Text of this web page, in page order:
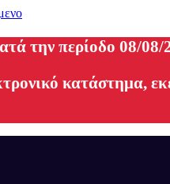
την περίοδο 08/
κατάστημα,